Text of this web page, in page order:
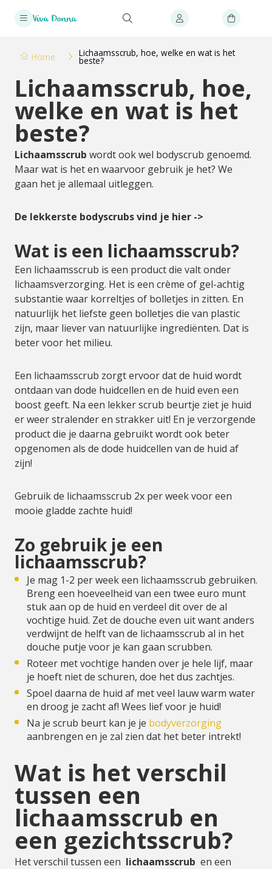
Home Lichaamsscrub, hoe, welke en wat is het
beste?
Lichaamsscrub, hoe,
welke en wat is het
beste?
Lichaamsscrub wordt ook wel bodyscrub genoemd.
Maar wat is het en waarvoor gebruik je het? We
gaan het je allemaal uitleggen.
De lekkerste bodyscrubs vind je hier ->
Wat is een lichaamsscrub?
Een lichaamsscrub is een product die valt onder
lichaamsverzorging. Het is een crème of gel-achtig
substantie waar korreltjes of bolletjes in zitten. En
natuurlijk het liefste geen bolletjes die van plastic
zijn, maar liever van natuurlijke ingrediënten. Dat is
beter voor het milieu.
Een lichaamsscrub zorgt ervoor dat de huid wordt
ontdaan van dode huidcellen en de huid even een
boost geeft. Na een lekker scrub beurtje ziet je huid
er weer stralender en strakker uit! En je verzorgende
product die je daarna gebruikt wordt ook beter
opgenomen als de dode huidcellen van de huid af
zijn!
Gebruik de lichaamsscrub 2x per week voor een
mooie gladde zachte huid!
Zo gebruik je een
lichaamsscrub?
Je mag 1-2 per week een lichaamsscrub gebruiken.
Breng een hoeveelheid van een twee euro munt
stuk aan op de huid en verdeel dit over de al
vochtige huid. Zet de douche even uit want anders
verdwijnt de helft van de lichaamsscrub al in het
douche putje voor je kan gaan scrubben.
Roteer met vochtige handen over je hele lijf, maar
je hoeft niet de schuren, doe het dus zachtjes.
Spoel daarna de huid af met veel lauw warm water
en droog je zacht af! Wees lief voor je huid!
Na je scrub beurt kan je je bodyverzorging
aanbrengen en je zal zien dat het beter intrekt!
Wat is het verschil
tussen een
lichaamsscrub en
een gezichtsscrub?
Het verschil tussen een lichaamsscrub en een